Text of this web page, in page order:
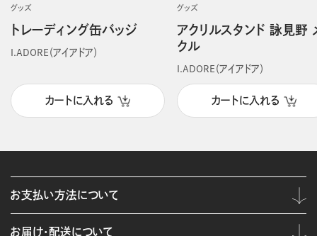
グッズ
トレーディング缶バッジ
I.ADORE（アイアドア）
カートに入れる
グッズ
アクリルスタンド 詠見野
クル
I.ADORE（アイアドア）
カートに入れる
お支払い方法について
お届け・配送について